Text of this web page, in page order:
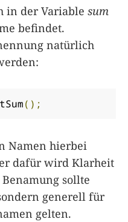
in der Variable sum
befindet.
natürlich
();
Namen hierbei
dafür wird Klarheit
sollte
generell für
gelten.